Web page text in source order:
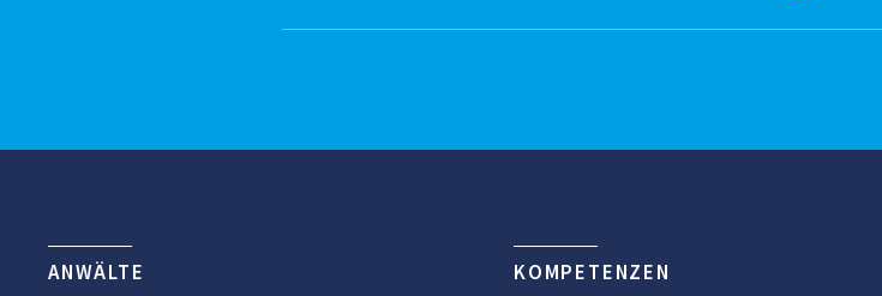
ANWÄLTE KOMPETENZEN